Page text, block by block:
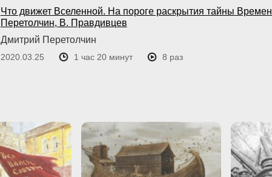
Что движет Вселенной. На пороге раскрытия тайны
Перетолчин, В. Правдивцев
Дмитрий Перетолчин
2020.03.25 1 час 20 минут 8 раз